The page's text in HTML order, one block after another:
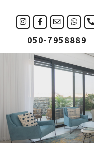
050-7958889